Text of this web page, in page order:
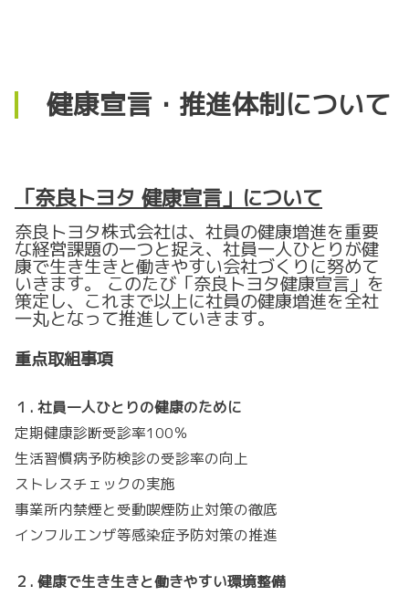
健康宣言・推進体制について
「奈良トヨタ 健康宣言」について
奈良トヨタ株式会社は、社員の健康増進を重要
な経営課題の一つと捉え、社員一人ひとりが健
康で生き生きと働きやすい会社づくりに努めて
いきます。 このたび「奈良トヨタ健康宣言」を
策定し、これまで以上に社員の健康増進を全社
一丸となって推進していきます。
重点取組事項
１. 社員一人ひとりの健康のために
定期健康診断受診率100％
生活習慣病予防検診の受診率の向上
ストレスチェックの実施
事業所内禁煙と受動喫煙防止対策の徹底
インフルエンザ等感染症予防対策の推進
２. 健康で生き生きと働きやすい環境整備